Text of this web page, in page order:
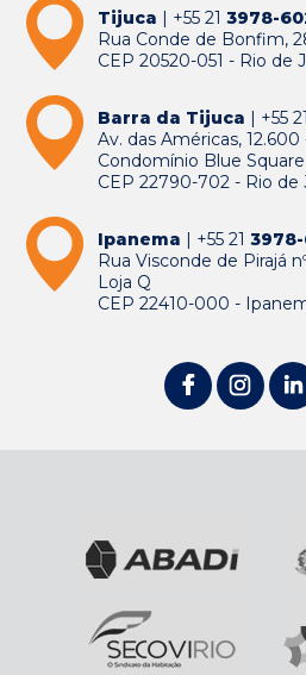
Tijuca | +55 213978-
Rua Conde de Bonfim,
CEP 20520-051 - Rio de
Barra da Tijuca | +55
Av. das Américas, 12.600
Condomínio Blue Square
CEP 22790-702 - Rio de
Ipanema | +55 21
Rua Visconde de Pirajá
Loja Q
CEP 22410-000 -